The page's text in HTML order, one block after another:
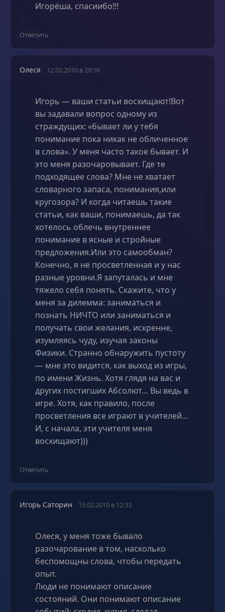
Игорёша, спасиибо!!!
Ответить
Олеся 12.02.2010 в 20:16
Игорь — ваши статьи восхищают!Вот
вы задавали вопрос одному из
страждущих: «бывает ли у тебя
понимание пока никак не обличенное
в слова». У меня часто такое бывает. И
это меня разочаровывает. Где те
подходящее слова? Мне не хватает
словарного запаса, понимания,или
кругозора? И когда читаешь такие
статьи, как ваши, понимаешь, да так
хотелось облечь внутреннее
понимание в ясные и стройные
предложения.Или это самообман?
Конечно, я не просветленная и у нас
разные уровни.Я запуталась и мне
тяжело себя понять. Скажите, что у
меня за дилемма: заниматься и
познать НИЧТО или заниматься и
получать свои желания, искренне,
изумляясь чуду, изучая законы
Физики. Странно обнаружить пустоту
— мне это видится, как выход из игры,
по имени Жизнь. Хотя глядя на вас и
других постигших Абсолют… Вы ведь в
игре. Хотя, как правило, после
просветления все играют в учителей…
И, с начала, эти учителя меня
восхищают)))
Ответить
Игорь Саторин 15.02.2010 в 12:33
Олеся, у меня тоже бывало
разочарование в том, насколько
беспомощны слова, чтобы передать
опыт.
Люди не понимают описание
состояний. Они понимают описание